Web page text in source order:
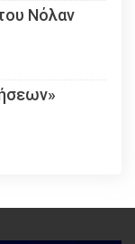
Νόλαν